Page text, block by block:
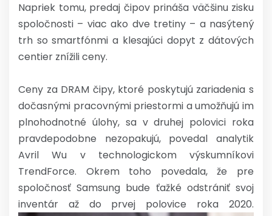
Napriek tomu, predaj čipov prináša väčšinu zisku
spoločnosti – viac ako dve tretiny – a nasýtený
trh so smartfónmi a klesajúci dopyt z dátových
centier znížili ceny.
Ceny za DRAM čipy, ktoré poskytujú zariadenia s
dočasnými pracovnými priestormi a umožňujú im
plnohodnotné úlohy, sa v druhej polovici roka
pravdepodobne nezopakujú, povedal analytik
Avril Wu v technologickom výskumníkovi
TrendForce. Okrem toho povedala, že pre
spoločnosť Samsung bude ťažké odstrániť svoj
inventár až do prvej polovice roka 2020.